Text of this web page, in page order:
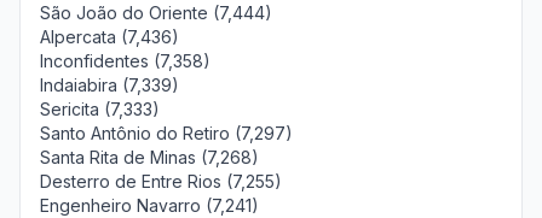
São João do Oriente (7,444)
Alpercata (7,436)
Inconfidentes (7,358)
Indaiabira (7,339)
Sericita (7,333)
Santo Antônio do Retiro (7,297)
Santa Rita de Minas (7,268)
Desterro de Entre Rios (7,255)
Engenheiro Navarro (7,241)